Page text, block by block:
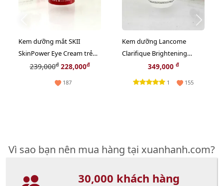
Kem dưỡng mắt SKII
SkinPower Eye Cream trẻ
hóa và săn chắc da vùng
239,000đ228,000đ
187
Kem dưỡng Lancome
Clarifique Brightening
trắng sáng nâng tông, se
mịn, 15ml
349,000 đ
1 155
Vì sao bạn nên mua hàng tại xuanhanh.com?
30,000 khách hàng